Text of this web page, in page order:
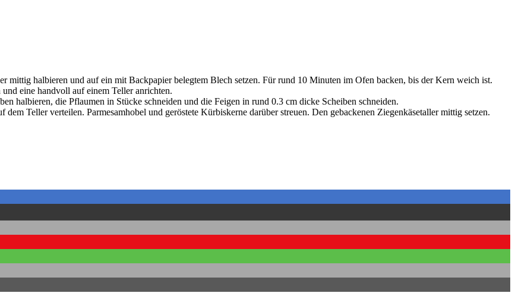
mittig halbieren und auf ein mit Backpapier belegtem Blech setzen. Für rund 10 Minuten im Ofen backen, bis der Kern weich ist.
eine handvoll auf einem Teller anrichten.
halbieren, die Pflaumen in Stücke schneiden und die Feigen in rund 0.3 cm dicke Scheiben schneiden.
Teller verteilen. Parmesamhobel und geröstete Kürbiskerne darüber streuen. Den gebackenen Ziegenkäsetaller mittig setzen.